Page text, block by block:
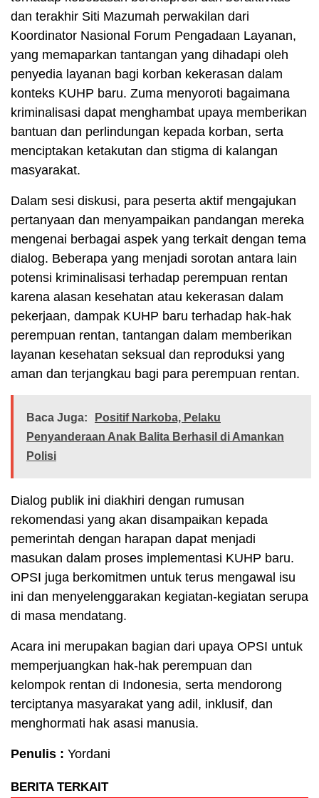
dan terakhir Siti Mazumah perwakilan dari
Koordinator Nasional Forum Pengadaan Layanan,
yang memaparkan tantangan yang dihadapi oleh
penyedia layanan bagi korban kekerasan dalam
konteks KUHP baru. Zuma menyoroti bagaimana
kriminalisasi dapat menghambat upaya memberikan
bantuan dan perlindungan kepada korban, serta
menciptakan ketakutan dan stigma di kalangan
masyarakat.
Dalam sesi diskusi, para peserta aktif mengajukan
pertanyaan dan menyampaikan pandangan mereka
mengenai berbagai aspek yang terkait dengan tema
dialog. Beberapa yang menjadi sorotan antara lain
potensi kriminalisasi terhadap perempuan rentan
karena alasan kesehatan atau kekerasan dalam
pekerjaan, dampak KUHP baru terhadap hak-hak
perempuan rentan, tantangan dalam memberikan
layanan kesehatan seksual dan reproduksi yang
aman dan terjangkau bagi para perempuan rentan.
Baca Juga:
Positif Narkoba, Pelaku
Penyanderaan Anak Balita Berhasil di Amankan
Polisi
Dialog publik ini diakhiri dengan rumusan
rekomendasi yang akan disampaikan kepada
pemerintah dengan harapan dapat menjadi
masukan dalam proses implementasi KUHP baru.
OPSI juga berkomitmen untuk terus mengawal isu
ini dan menyelenggarakan kegiatan-kegiatan serupa
di masa mendatang.
Acara ini merupakan bagian dari upaya OPSI untuk
memperjuangkan hak-hak perempuan dan
kelompok rentan di Indonesia, serta mendorong
terciptanya masyarakat yang adil, inklusif, dan
menghormati hak asasi manusia.
Penulis : Yordani
BERITA TERKAIT